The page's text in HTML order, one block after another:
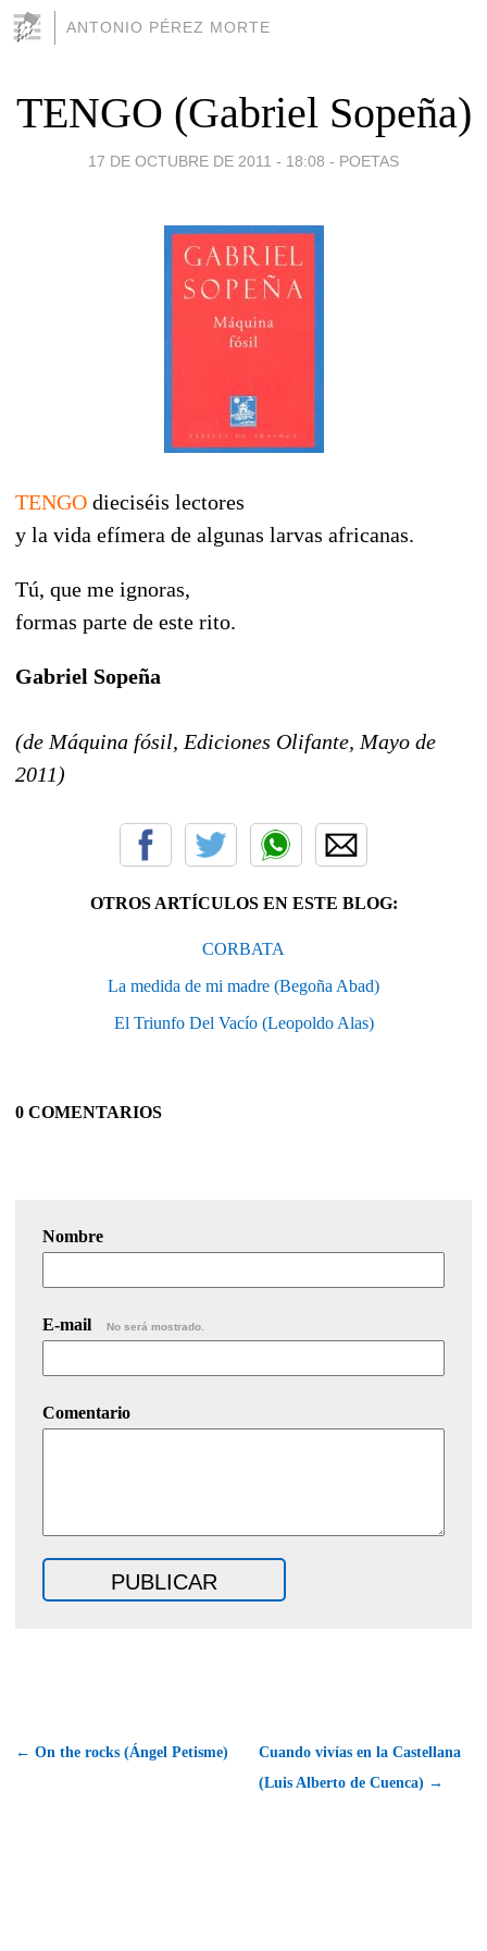
ANTONIO PÉREZ MORTE
TENGO (Gabriel Sopeña)
17 DE OCTUBRE DE 2011 - 18:08 - POETAS
TENGO dieciséis lectores
y la vida efímera de algunas larvas africanas.
Tú, que me ignoras,
formas parte de este rito.
Gabriel Sopeña
(de Máquina fósil, Ediciones Olifante, Mayo de
2011)
OTROS ARTÍCULOS EN ESTE BLOG:
CORBATA
La medida de mi madre (Begoña Abad)
El Triunfo Del Vacío (Leopoldo Alas)
0 COMENTARIOS
Nombre
E-mail No será mostrado.
Comentario
← On the rocks (Ángel Petisme)
Cuando vivías en la Castellana
(Luis Alberto de Cuenca) →